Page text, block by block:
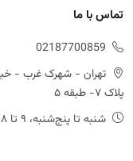
تماس با ما
02187700859
تهران - شهرک غرب -
پلاک ۷- طبقه ۵
شنبه تا پنج‌شنبه، ۹ تا ۱۸